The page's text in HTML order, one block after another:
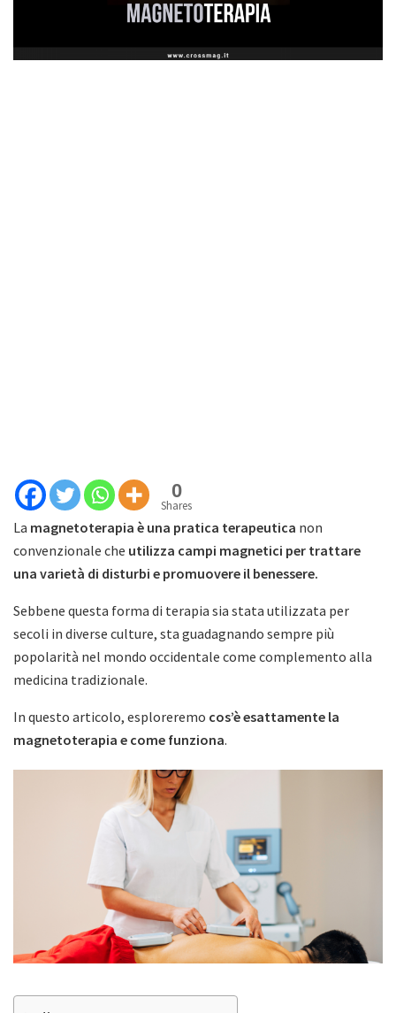
0
Shares
La magnetoterapia è una pratica terapeutica non
convenzionale che utilizza campi magnetici per trattare
una varietà di disturbi e promuovere il benessere.
Sebbene questa forma di terapia sia stata utilizzata per
secoli in diverse culture, sta guadagnando sempre più
popolarità nel mondo occidentale come complemento alla
medicina tradizionale.
In questo articolo, esploreremo cos’è esattamente la
magnetoterapia e come funziona.